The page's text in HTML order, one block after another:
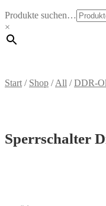
Produkte suchen…
×
Start / Shop /All /DDR-
Sperrschalter